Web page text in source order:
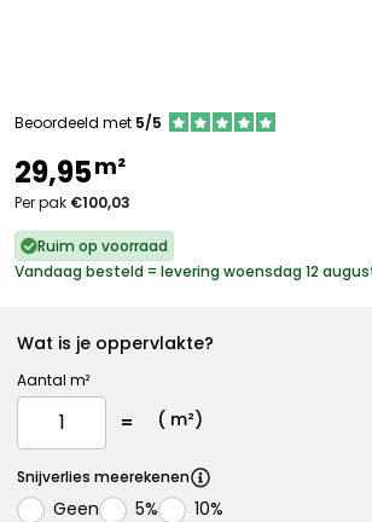
Beoordeeld met 5/5
29,95m²
Per pak €100,03
Ruim op voorraad
Vandaag besteld = levering woensdag 12
Wat is je oppervlakte?
Aantal m²
( m²)
Snijverlies meerekenen
Geen 5% 10%